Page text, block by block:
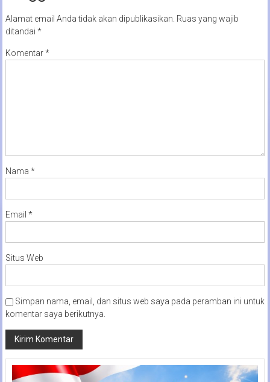
Alamat email Anda tidak akan dipublikasikan. Ruas yang wajib
ditandai *
Komentar*
Nama *
Email *
Situs Web
Simpan nama, email, dan situs web saya pada peramban ini untuk
komentar saya berikutnya.